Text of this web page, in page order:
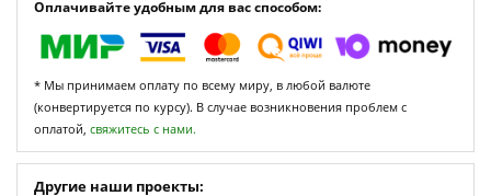
Оплачивайте удобным для вас способом:
* Мы принимаем оплату по всему миру, в любой валюте
(конвертируется по курсу). В случае возникновения проблем с
оплатой, свяжитесь с нами.
Другие наши проекты: